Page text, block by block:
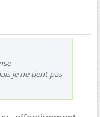
je ne tient pas